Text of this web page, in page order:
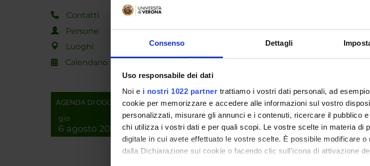
Consenso Dettagli
Uso responsabile dei dati
Noi e i nostri 1022 partner trattiamo i vostri dati personali, ad
cookie per memorizzare e accedere alle informazioni sul vostro
personalizzati, misurare gli annunci e i contenuti, ricercare il pubblico
chi utilizza i vostri dati e per quali scopi. Le vostre scelte in materia di
digitale in cui avete effettuato le vostre scelte. È possibile modificare
dalla Dichiarazione sui cookie o facendo clic sull'icona di attivazione
Contatti
Persone
Luoghi
Calendario
AGENDA DI OGGI
gio
6 agosto 2026